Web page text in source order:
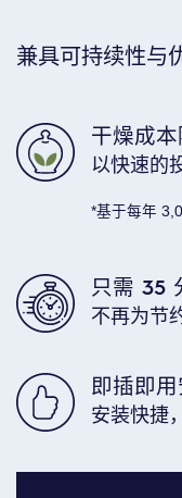
兼具可持续性与
干燥成
以快速的
*基于每年
只需 35
不再为节
即插即
安装快捷